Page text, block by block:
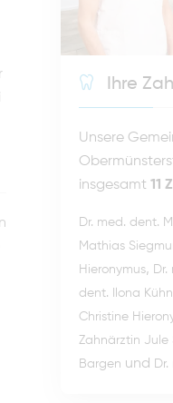
Ihre
Unsere
insgesamt 11
Dr. med. dent.
Mathias
Hieronymus,
dent. Ilona Kühn
Christine
Zahnärztin Jule
Bargen und